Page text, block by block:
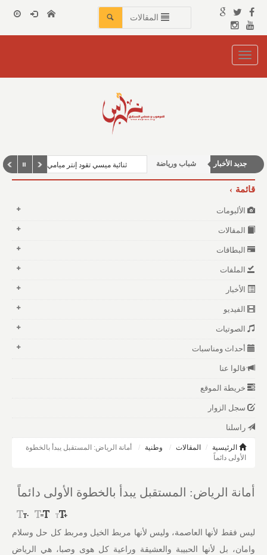
المقالات
Toggle
navigation
جديد الأخبار شباب ورياضة ثنائية ميسي تقود إنتر ميامي لانتصار مثير
قائمة
الألبومات
المقالات
البطاقات
الملفات
الأخبار
الفيديو
الصوتيات
أحداث ومناسبات
قالوا عنا
خريطة الموقع
سجل الزوار
راسلنا
الرئيسية المقالات وطنية
أمانة الرياض: المستقبل يبدأ بالخطوة
الأولى دائماً
أمانة الرياض: المستقبل يبدأ بالخطوة الأولى دائماً
ليس فقط لأنها العاصمة، وليس لأنها مربط الخيل ومربط كل حل وسلام
وامان، بل لأنها الحبيبة والعشيقة وراعية كل هوى وصبا، هي الرياض